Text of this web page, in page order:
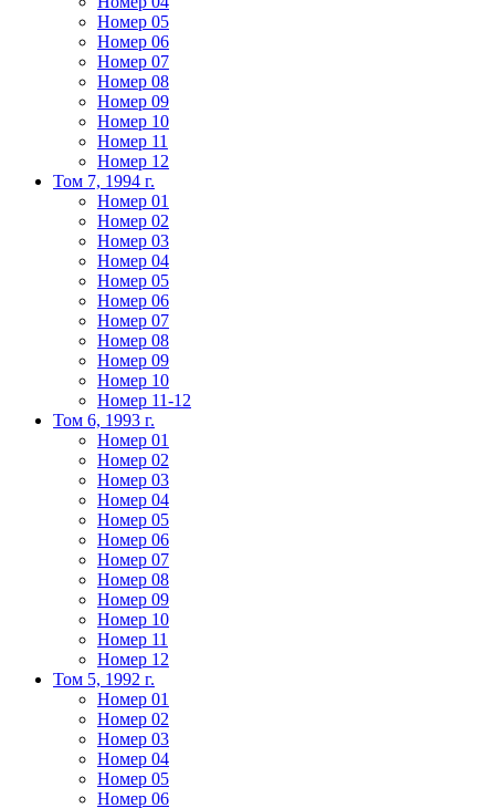
Номер 05
Номер 06
Номер 07
Номер 08
Номер 09
Номер 10
Номер 11
Номер 12
Том 7, 1994 г.
Номер 01
Номер 02
Номер 03
Номер 04
Номер 05
Номер 06
Номер 07
Номер 08
Номер 09
Номер 10
Номер 11-12
Том 6, 1993 г.
Номер 01
Номер 02
Номер 03
Номер 04
Номер 05
Номер 06
Номер 07
Номер 08
Номер 09
Номер 10
Номер 11
Номер 12
Том 5, 1992 г.
Номер 01
Номер 02
Номер 03
Номер 04
Номер 05
Номер 06